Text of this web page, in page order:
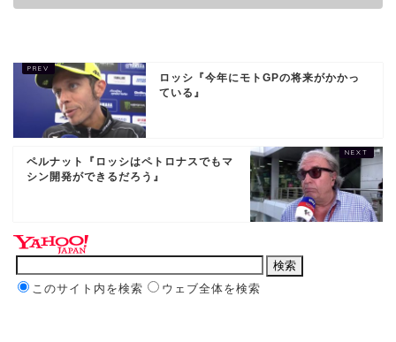
ロッシ『今年にモトGPの将来がかかっ
ている』
ペルナット『ロッシはペトロナスでもマ
シン開発ができるだろう』
このサイト内を検索 ウェブ全体を検索